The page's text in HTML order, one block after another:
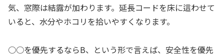
気、窓際は結露が加わります。延長コードを床に這わせて
いると、水分やホコリを拾いやすくなります。
○○を優先するならB、という形で言えば、安全性を優先